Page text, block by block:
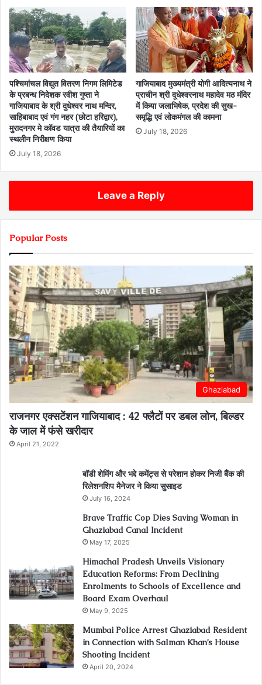
पश्चिमांचल विद्युत वितरण निगम लिमिटेड
के प्रबन्ध निदेशक रवीश गुप्ता ने
गाजियाबाद के श्री दुधेश्वर नाथ मन्दिर,
साहिबाबाद एवं गंग नहर (छोटा हरिद्वार),
मुरादनगर मे कॉवड यात्रा की तैयारियों का
स्थलीन निरीक्षण किया
July 18, 2026
गाजियाबाद मुख्यमंत्री योगी आदित्यनाथ ने
प्राचीन श्री दूधेश्वरनाथ महादेव मठ मंदिर
में किया जलाभिषेक, प्रदेश की सुख-
समृद्धि एवं लोकमंगल की कामना
July 18, 2026
Leave a Reply
Popular Posts
Ghaziabad
राजनगर एक्सटेंशन गाजियाबाद : 42 फ्लैटों पर डबल लोन, बिल्डर
के जाल में फंसे खरीदार
April 21, 2022
बॉडी शेमिंग और भद्दे कमेंट्स से परेशान होकर निजी बैंक की
रिलेशनशिप मैनेजर ने किया सुसाइड
July 16, 2024
Brave Traffic Cop Dies Saving Woman in
Ghaziabad Canal Incident
May 17, 2025
Himachal Pradesh Unveils Visionary
Education Reforms: From Declining
Enrolments to Schools of Excellence and
Board Exam Overhaul
May 9, 2025
Mumbai Police Arrest Ghaziabad Resident
in Connection with Salman Khan’s House
Shooting Incident
April 20, 2024